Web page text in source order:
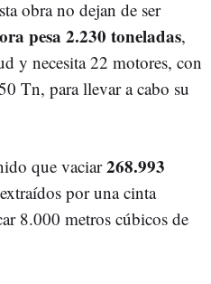
obra no dejan de ser
pesa 2.230 toneladas,
y necesita 22 motores, con
Tn, para llevar a cabo su
que vaciar268.993
por una cinta
8.000 metros cúbicos de